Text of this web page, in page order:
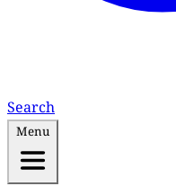
Search
Menu